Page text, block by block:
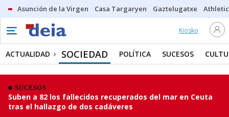
Asunción de la Virgen Casa Targaryen Gaztelugatxe Athletic
Kiosko
ACTUALIDAD SOCIEDAD POLÍTICA SUCESOS
SUCESOS
Suben a 82 los fallecidos recuperados del mar en Ceuta
tras el hallazgo de dos cadáveres